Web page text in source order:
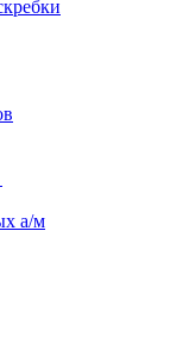
а/м